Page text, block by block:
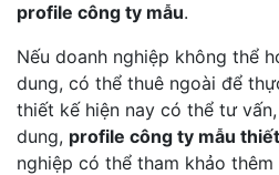
profile công ty mẫu.
Nếu doanh nghiệp không thể
dung, có thể thuê ngoài để
thiết kế hiện nay có thể tư
dung, profile công ty mẫu
nghiệp có thể tham khảo